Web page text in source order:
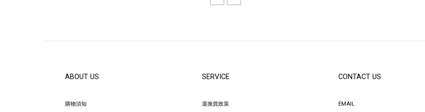
ABOUT US
購物須知
SERVICE
退換貨政策
CONTACT US
EMAIL